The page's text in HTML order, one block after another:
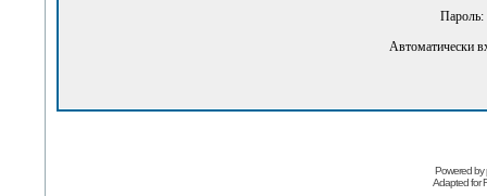
Пароль:
Автоматически
Powered by
Adapted for